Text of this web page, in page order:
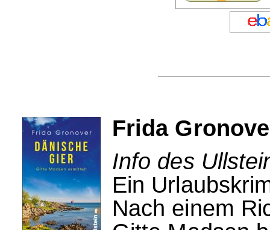
Frida
Info des
Ein
Nach einem